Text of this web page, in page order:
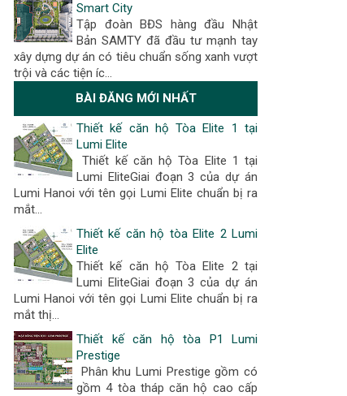
Smart City
Tập đoàn BĐS hàng đầu Nhật
Bản SAMTY đã đầu tư mạnh tay
xây dựng dự án có tiêu chuẩn sống xanh vượt
trội và các tiện íc…
BÀI ĐĂNG MỚI NHẤT
Thiết kế căn hộ Tòa Elite 1 tại
Lumi Elite
Thiết kế căn hộ Tòa Elite 1 tại
Lumi EliteGiai đoạn 3 của dự án
Lumi Hanoi với tên gọi Lumi Elite chuẩn bị ra
mắt...
Thiết kế căn hộ tòa Elite 2 Lumi
Elite
Thiết kế căn hộ Tòa Elite 2 tại
Lumi EliteGiai đoạn 3 của dự án
Lumi Hanoi với tên gọi Lumi Elite chuẩn bị ra
mắt thị...
Thiết kế căn hộ tòa P1 Lumi
Prestige
Phân khu Lumi Prestige gồm có
gồm 4 tòa tháp căn hộ cao cấp